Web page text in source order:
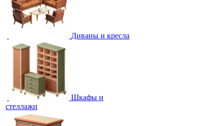
Диваны и кресла
Шкафы и
стеллажи